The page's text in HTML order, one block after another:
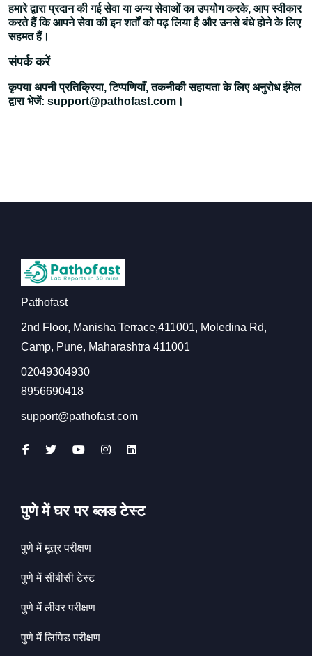
हमारे द्वारा प्रदान की गई सेवा या अन्य सेवाओं का उपयोग करके, आप स्वीकार
करते हैं कि आपने सेवा की इन शर्तों को पढ़ लिया है और उनसे बंधे होने के लिए
सहमत हैं।
संपर्क करें
कृपया अपनी प्रतिक्रिया, टिप्पणियाँ, तकनीकी सहायता के लिए अनुरोध ईमेल
द्वारा भेजें: support@pathofast.com।
Pathofast
2nd Floor, Manisha Terrace,411001, Moledina Rd,
Camp, Pune, Maharashtra 411001
02049304930
8956690418
support@pathofast.com
पुणे में घर पर ब्लड टेस्ट
पुणे में मूत्र परीक्षण
पुणे में सीबीसी टेस्ट
पुणे में लीवर परीक्षण
पुणे में लिपिड परीक्षण